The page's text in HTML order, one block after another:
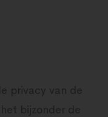
privacy van de
bijzonder de